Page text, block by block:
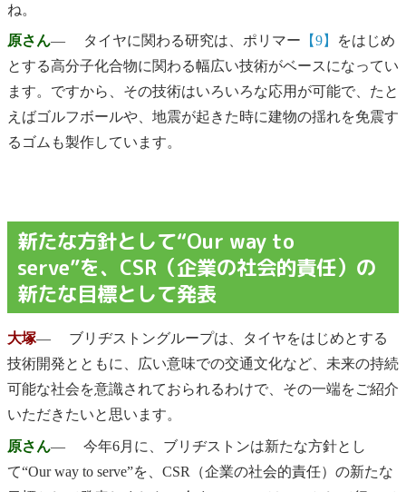
ね。
原さん― タイヤに関わる研究は、ポリマー 【9】
をはじめ
とする高分子化合物に関わる幅広い技術がベースになってい
ます。ですから、その技術はいろいろな応用が可能で、たと
えばゴルフボールや、地震が起きた時に建物の揺れを免震す
るゴムも製作しています。
新たな方針として“Our way to
serve”を、CSR（企業の社会的責任）の
新たな目標として発表
大塚― ブリヂストングループは、タイヤをはじめとする
技術開発とともに、広い意味での交通文化など、未来の持続
可能な社会を意識されておられるわけで、その一端をご紹介
いただきたいと思います。
原さん― 今年6月に、ブリヂストンは新たな方針とし
て“Our way to serve”を、CSR（企業の社会的責任）の新たな